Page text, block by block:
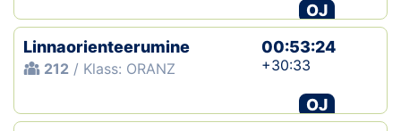
OJ
Linnaorienteerumine
212 / Klass: ORANZ
00:53:24
+30:33
OJ